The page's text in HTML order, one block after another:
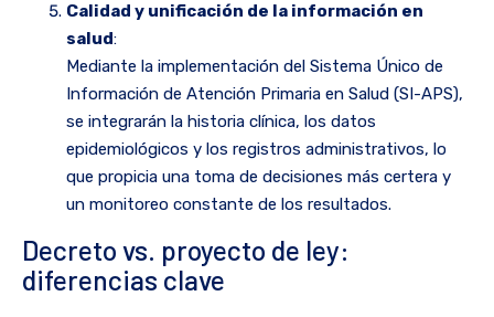
Calidad y unificación de la información en
salud:
Mediante la implementación del Sistema Único de
Información de Atención Primaria en Salud (SI-APS),
se integrarán la historia clínica, los datos
epidemiológicos y los registros administrativos, lo
que propicia una toma de decisiones más certera y
un monitoreo constante de los resultados.
Decreto vs. proyecto de ley:
diferencias clave